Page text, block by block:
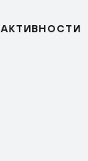
АКТИВНОСТИ